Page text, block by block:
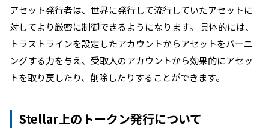
アセット発行者は、世界に発行して流行していたアセットに
対してより厳密に制御できるようになります。 具体的には、
トラストラインを設定したアカウントからアセットをバーニ
ングする力を与え、受取人のアカウントから効果的にアセッ
トを取り戻したり、削除したりすることができます。
Stellar上のトークン発行について